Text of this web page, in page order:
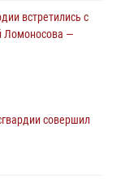
встретились с
Ломоносова —
совершил